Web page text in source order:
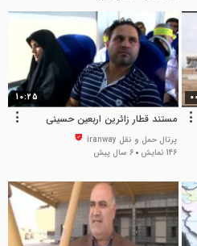
10:25
مستند قطار زائرین اربعین حسینی
پرتال حمل و نقل iranway
146 نمایش
6 سال پیش